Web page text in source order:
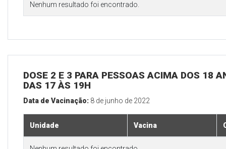
Nenhum resultado foi encontrado.
DOSE 2 E 3 PARA PESSOAS ACIMA DOS 18
DAS 17 ÀS 19H
Data de Vacinação: 8 de junho de 2022
Unidade Vacina